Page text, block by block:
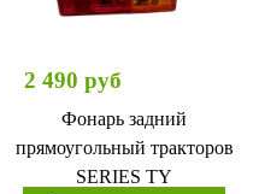
2 490 руб
Фонарь задний
прямоугольный тракторов
SERIES TY